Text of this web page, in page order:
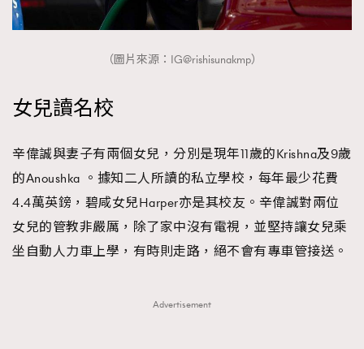
AFrenchMind
DressLikeAParisienne
FashionWeek FigaroAesthetic
（圖片來源：IG@rishisunakmp）
女兒讀名校
辛偉誠與妻子有兩個女兒，分別是現年11歲的Krishna及9歲
的Anoushka 。據知二人所讀的私立學校，每年最少花費
4.4萬英鎊，碧咸女兒Harper亦是其校友。辛偉誠對兩位
女兒的管教非嚴厲，除了家中沒有電視，並堅持讓女兒乘
坐自動人力車上學，有時則走路，絕不會有專車管接送。
Advertisement